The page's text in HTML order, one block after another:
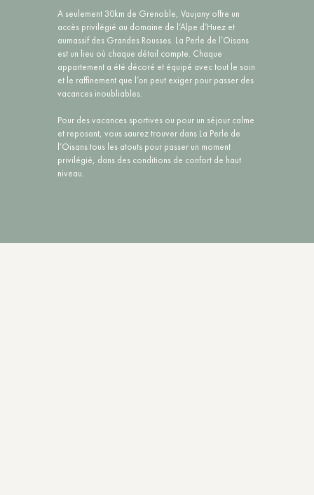
A seulement 30km de Grenoble, Vaujany offre un
accès privilégié au domaine de l’Alpe d’Huez et
aumassif des Grandes Rousses. La Perle de l’Oisans
est un lieu où chaque détail compte. Chaque
appartement a été décoré et équipé avec tout le soin
et le raffinement que l’on peut exiger pour passer des
vacances inoubliables.
Pour des vacances sportives ou pour un séjour calme
et reposant, vous saurez trouver dans La Perle de
l’Oisans tous les atouts pour passer un moment
privilégié, dans des conditions de confort de haut
niveau.